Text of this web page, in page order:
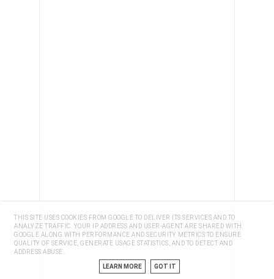
THIS SITE USES COOKIES FROM GOOGLE TO DELIVER ITS SERVICES AND TO
ANALYZE TRAFFIC. YOUR IP ADDRESS AND USER-AGENT ARE SHARED WITH
GOOGLE ALONG WITH PERFORMANCE AND SECURITY METRICS TO ENSURE
QUALITY OF SERVICE, GENERATE USAGE STATISTICS, AND TO DETECT AND
ADDRESS ABUSE.
LEARN MORE GOT IT